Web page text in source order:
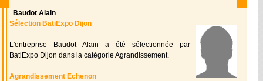
Baudot Alain
Sélection BatiExpo Dijon
L'entreprise Baudot Alain a été sélectionnée par
BatiExpo Dijon dans la catégorie Agrandissement.
Agrandissement Echenon